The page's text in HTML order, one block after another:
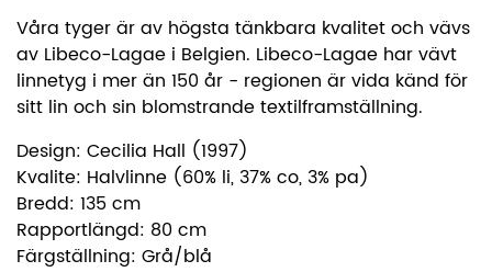
Våra tyger är av högsta tänkbara kvalitet och vävs
av Libeco-Lagae i Belgien. Libeco-Lagae har vävt
linnetyg i mer än 150 år - regionen är vida känd för
sitt lin och sin blomstrande textilframställning.
Design: Cecilia Hall (1997)
Kvalite: Halvlinne (60% li, 37% co, 3% pa)
Bredd: 135 cm
Rapportlängd: 80 cm
Färgställning: Grå/blå